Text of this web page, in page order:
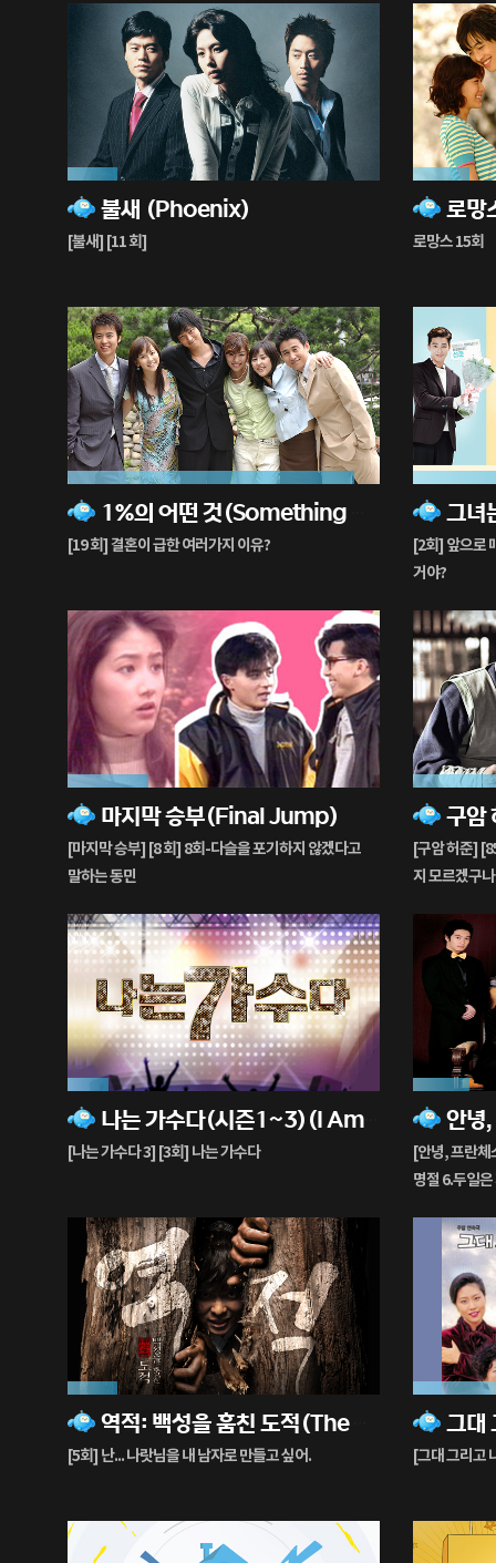
불새 (Phoenix)
[불새] [11 회]
16%
재
생
로
로망스 15회
18%
재
생
[19 회] 결혼이 급한 여러가지 이유?
92%
재
생
[2회] 앞으로
거야?
75%
재
생
중
마지막 승부(Final Jump)
[마지막 승부] [8 회] 8회-다슬을 포기하지 않겠다고
말하는 동민
26%
재
생
중
[구암 허준]
지 모르겠구
56%
재
생
중
[나는 가수다 3] [3회] 나는 가수다
13%
재
생
[안녕, 프란
명절 6.두일
18%
재
생
중
[5회] 난... 나랏님을 내 남자로 만들고 싶어.
16%
재
생
그대
90%
재
생